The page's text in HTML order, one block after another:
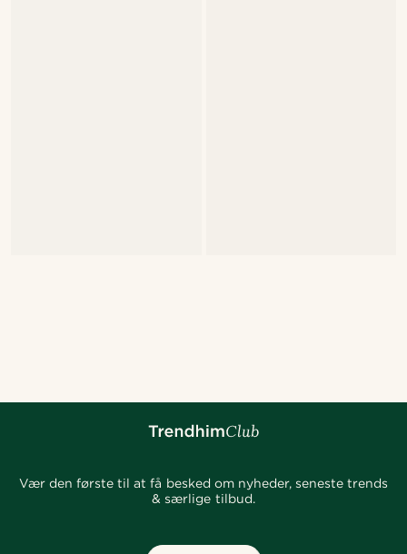
Vær den første til at få besked om nyheder, seneste trends
& særlige tilbud.